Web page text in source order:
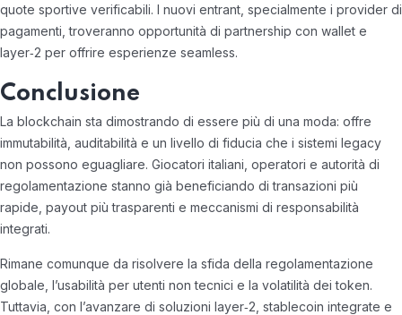
quote sportive verificabili. I nuovi entrant, specialmente i provider di
pagamenti, troveranno opportunità di partnership con wallet e
layer‑2 per offrire esperienze seamless.
Conclusione
La blockchain sta dimostrando di essere più di una moda: offre
immutabilità, auditabilità e un livello di fiducia che i sistemi legacy
non possono eguagliare. Giocatori italiani, operatori e autorità di
regolamentazione stanno già beneficiando di transazioni più
rapide, payout più trasparenti e meccanismi di responsabilità
integrati.
Rimane comunque da risolvere la sfida della regolamentazione
globale, l’usabilità per utenti non tecnici e la volatilità dei token.
Tuttavia, con l’avanzare di soluzioni layer‑2, stablecoin integrate e